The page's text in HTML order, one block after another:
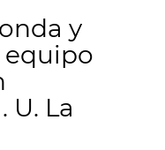
y
equipo
U. La